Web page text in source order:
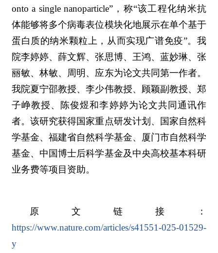
onto a single nanoparticle”，称“该工程化纳米抗
体能够将多个病毒表位模块化地展示在单个基于
蛋白质的纳米颗粒上，从而实现广谱免疫”。我
院李婷婷、薛文辉、张思博、王鸿、蓝妙琳、张
丽敏、林敏、周明、应东为论文共同第一作者。
我院夏宁邵教授、李少伟教授、顾颖副教授、郑
子峥教授、陈俊煜和李婷婷为论文共同通讯作
者。该研究获得国家重点研发计划、国家自然科
学基金、福建省自然科学基金、厦门市自然科学
基金、中国博士后科学基金及中央高校基本科研
业务费等项目资助。
原文链接：
https://www.nature.com/articles/s41551-025-01529-
y